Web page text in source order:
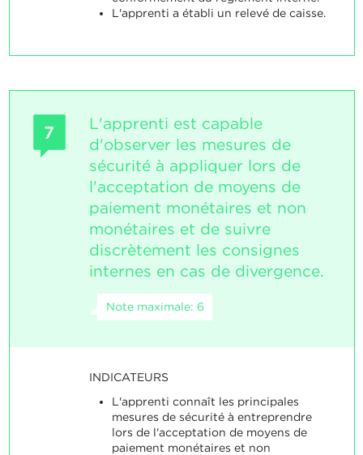
L'apprenti a établi un relevé de caisse.
7
L'apprenti est capable
d'observer les mesures de
sécurité à appliquer lors de
l'acceptation de moyens de
paiement monétaires et non
monétaires et de suivre
discrètement les consignes
internes en cas de divergence.
Note maximale: 6
INDICATEURS
L'apprenti connaît les principales
mesures de sécurité à entreprendre
lors de l'acceptation de moyens de
paiement monétaires et non